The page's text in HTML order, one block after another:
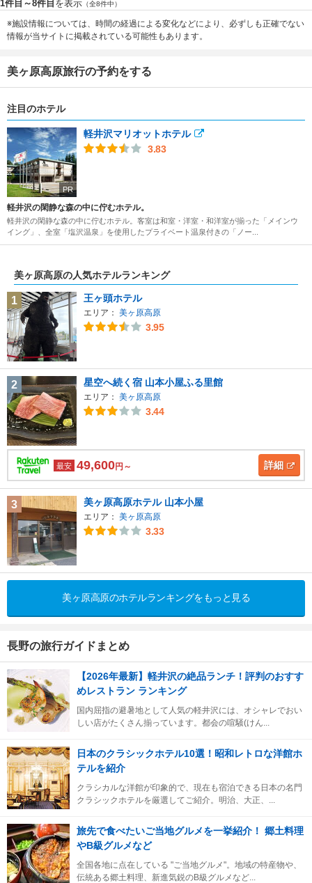
1件目～8件目 を表示 （全8件中）
※施設情報については、時間の経過による変化などにより、必ずしも正確でない
情報が当サイトに掲載されている可能性もあります。
美ヶ原高原旅行の予約をする
注目のホテル
PR
軽井沢マリオットホテル
3.83
軽井沢の閑静な森の中に佇むホテル。
軽井沢の閑静な森の中に佇むホテル。客室は和室・洋室・和洋室が揃った「メインウ
イング」、全室「塩沢温泉」を使用したプライベート温泉付きの「ノー...
美ヶ原高原の人気ホテルランキング
1 王ヶ頭ホテル
エリア： 美ヶ原高原
3.95
2 星空へ続く宿 山本小屋ふる里館
エリア： 美ヶ原高原
3.44
最安 49,600円～ 詳細
3 美ヶ原高原ホテル 山本小屋
エリア： 美ヶ原高原
3.33
美ヶ原高原のホテルランキングをもっと見る
長野の旅行ガイドまとめ
【2026年最新】軽井沢の絶品ランチ！評判のおすす
めレストラン ランキング
国内屈指の避暑地として人気の軽井沢には、オシャレでおい
しい店がたくさん揃っています。都会の喧騒(けん...
日本のクラシックホテル10選！昭和レトロな洋館ホ
テルを紹介
クラシカルな洋館が印象的で、現在も宿泊できる日本の名門
クラシックホテルを厳選してご紹介。明治、大正、...
旅先で食べたいご当地グルメを一挙紹介！ 郷土料理
やB級グルメなど
全国各地に点在している "ご当地グルメ"。地域の特産物や、
伝統ある郷土料理、新進気鋭のB級グルメなど...